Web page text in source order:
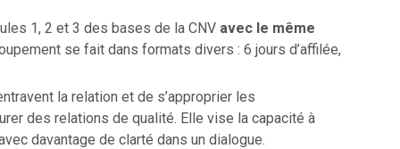
1, 2 et 3 des bases de la CNV avec le même
se fait dans formats divers : 6 jours d’affilée,
la relation et de s’approprier les
des relations de qualité. Elle vise la capacité à
davantage de clarté dans un dialogue.